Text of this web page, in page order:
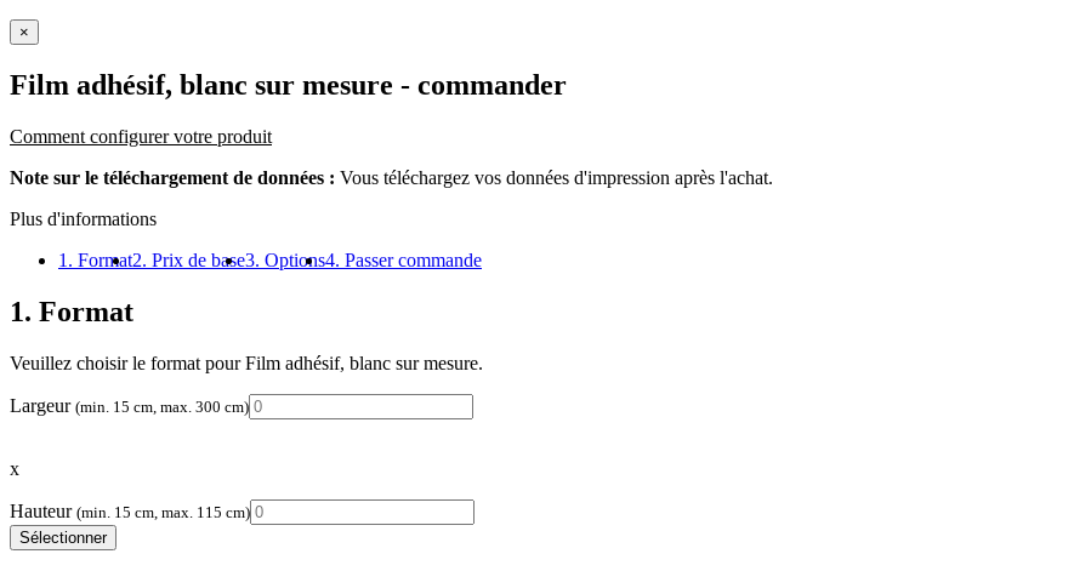
×
Film adhésif, blanc sur mesure - commander
Comment configurer votre produit
Note sur le téléchargement de données : Vous téléchargez vos données d'impression après l'achat.
Plus d'informations
1. Format2. Prix de base3. Options4. Passer commande
1. Format
Veuillez choisir le format pour Film adhésif, blanc sur mesure.
Largeur (min. 15 cm, max. 300 cm)
x
Hauteur (min. 15 cm, max. 115 cm)
Sélectionner